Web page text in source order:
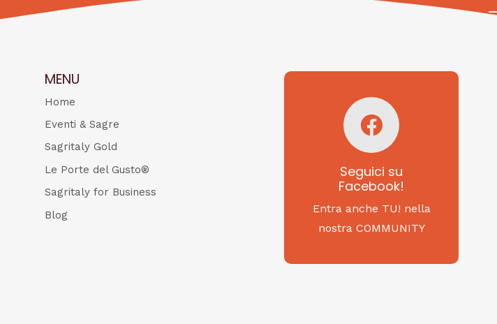
MENU
Home
Eventi & Sagre
Sagritaly Gold
Le Porte del Gusto®
Sagritaly for Business
Blog
Seguici su
Facebook!
Entra anche TU! nella
nostra COMMUNITY
Seguici su
Facebook!
SAGRITALY
Feste, cibi e tradizioni
da Nord a Sud...